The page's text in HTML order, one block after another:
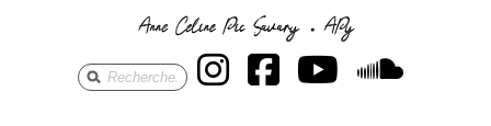
Anne Céline Pic
Anne Céline
AnneAnne